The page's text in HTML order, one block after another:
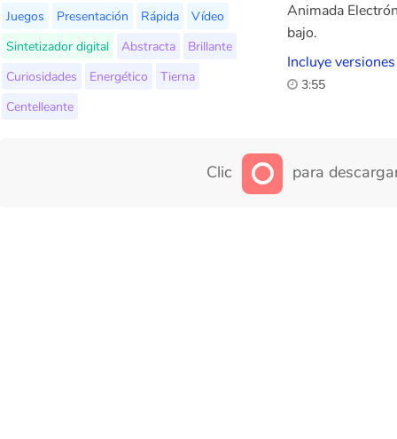
Juegos
Presentación Rápida
Vídeo
Sintetizador digital
Abstracta
Brillante
Curiosidades
Energético
Tierna
Centelleante
Animada
bajo.
Incluye
3:55
Clic para